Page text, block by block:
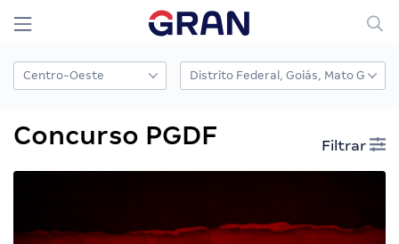
Concurso PGDF Filtrar